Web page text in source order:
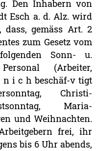
Den Inhabernvon
Esch a. d. Alz.wird
dass,gemäss Art.2
zum Gesetz vom
folgenden Sonn-u.
Personal (Arbeiter,
n ic hbeschäf-v tigt
Christi-
Maria-
undWeihnachten.
frei, ihr
bis 6 Uhr abends,